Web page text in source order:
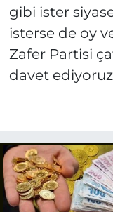
gibi ister
isterse de oy
Zafer Partisi
davet